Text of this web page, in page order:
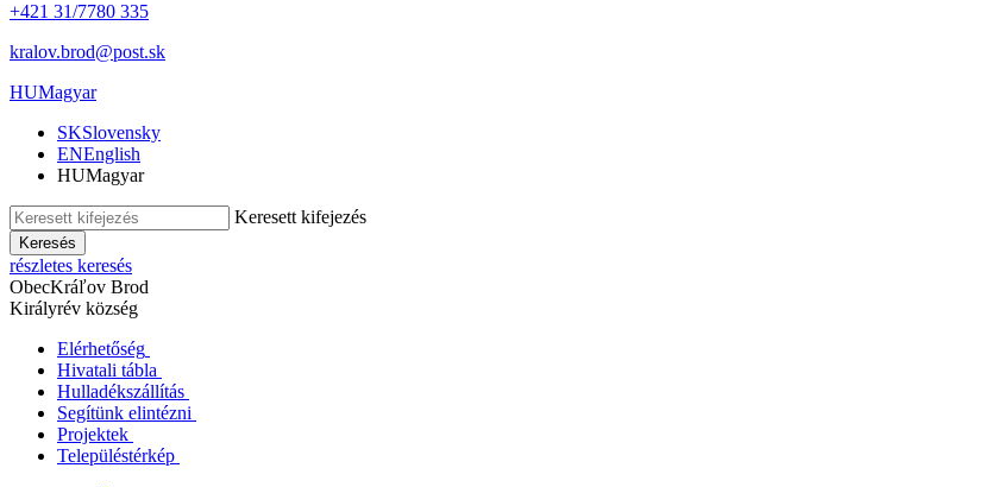
+421 31/7780 335
kralov.brod@post.sk
HUMagyar
SKSlovensky
ENEnglish
HUMagyar
Keresett kifejezés
Keresés
részletes keresés
ObecKráľov Brod
Királyrév község
Elérhetőség
Hivatali tábla
Hulladékszállítás
Segítünk elintézni
Projektek
Településtérkép